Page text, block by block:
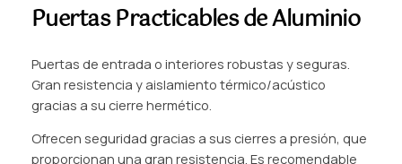
Puertas Practicables de Aluminio
Puertas de entrada o interiores robustas y seguras.
Gran resistencia y aislamiento térmico/acústico
gracias a su cierre hermético.
Ofrecen seguridad gracias a sus cierres a presión, que
proporcionan una gran resistencia. Es recomendable